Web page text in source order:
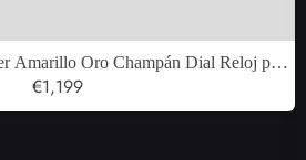
Amarillo Oro Champán Dial Reloj para
hombre 16618
€1,199